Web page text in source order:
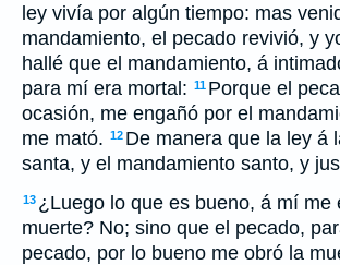
ley vivía por algún tiempo: mas
mandamiento, el pecado revivió, y
hallé que el mandamiento, á
para mí era mortal: 11 Porque el
ocasión, me engañó por el
me mató. 12 De manera que la ley á
santa, y el mandamiento santo, y
13 ¿Luego lo que es bueno, á mí me
muerte? No; sino que el pecado,
pecado, por lo bueno me obró la